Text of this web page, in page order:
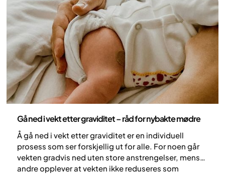
vi hva som påvirker tempoet, hvorfor en målevekt er
mer en retning enn et fasitsvar, og hvordan Yazen
støtter deg hele veien.
Gå ned i vekt etter graviditet – råd for nybakte mødre
Å gå ned i vekt etter graviditet er en individuell
prosess som ser forskjellig ut for alle. For noen går
vekten gradvis ned uten store anstrengelser, mens
andre opplever at vekten ikke reduseres som